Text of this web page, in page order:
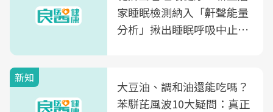
家睡眠檢測納入「鼾聲能量
分析」揪出睡眠呼吸中止症
新知
大豆油、調和油還能吃嗎？
苯駢芘風波10大疑問：真正